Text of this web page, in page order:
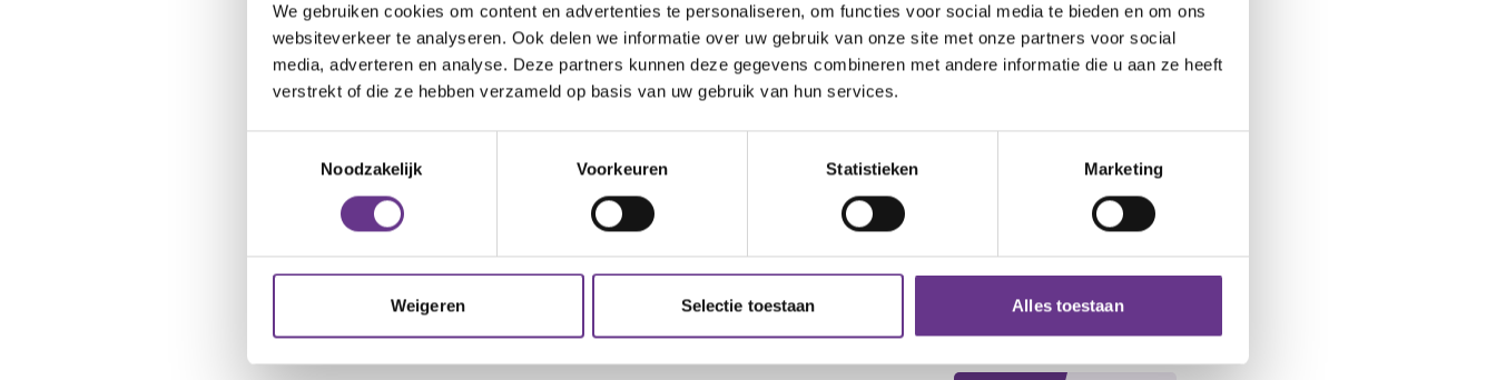
We gebruiken cookies om content en advertenties te personaliseren, om functies voor social media te bieden en om ons
websiteverkeer te analyseren. Ook delen we informatie over uw gebruik van onze site met onze partners voor social
media, adverteren en analyse. Deze partners kunnen deze gegevens combineren met andere informatie die u aan ze heeft
verstrekt of die ze hebben verzameld op basis van uw gebruik van hun services.
Noodzakelijk
Voorkeuren Statistieken Marketing
Weigeren Selectie toestaan Alles toestaan
aanmerking voor de zorg van Philadelphia als je een indicatie vanuit de Wet langdurige zorg
(WLZ) of beschikking van de Wet maatschappelijke ondersteuning (WMO) hebt voor ambulante
begeleiding. Een beschikking vraag je aan bij de gemeente Dordrecht, een indicatie bij het
Centrum Indicatiestelling Zorg (CIZ).
Vragen over ambulante begeleiding?
je er graag meer over. Bel gratis telefoonnummer 0800 - 0830. Je krijgt dan het cliëntbureau
van Philadelphia aan de telefoon. Kijk voor de openingstijden op onze
contactpagina.